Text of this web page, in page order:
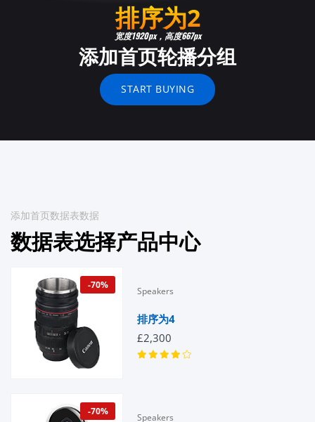
排序为2
宽度1920px，高度667px
添加首页轮播分组
START BUYING
添加首页数据表数据
数据表选择产品中心
-70%
Speakers
排序为4
£2,300
-70%
Speakers